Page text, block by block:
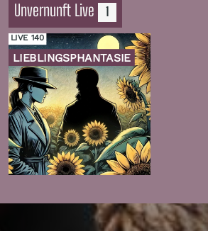
Unvernunft Live 1
LIVE 140
LIEBLINGSPHANTASIE
Zur
Folge